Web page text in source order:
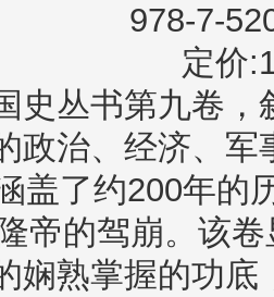
978-7-
定价
史丛书第九卷
政治、经济、
盖了约200年的
帝的驾崩。该
娴熟掌握的功